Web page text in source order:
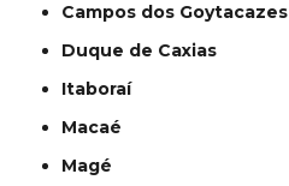
Campos dos Goytacazes
Duque de Caxias
Itaboraí
Macaé
Magé